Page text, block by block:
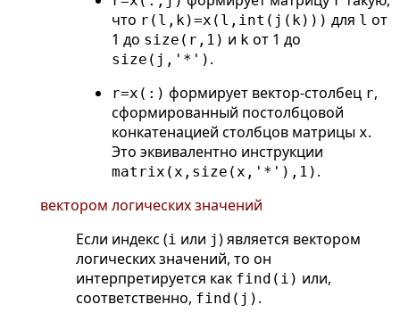
что r(l,k)=x(l,int(j(k))) для l от
1 до size(r,1) и k от 1 до
size(j,'*') .
r=x(:) формирует вектор-столбец r,
сформированный постолбцовой
конкатенацией столбцов матрицы x.
Это эквивалентно инструкции
matrix(x,size(x,'*'),1) .
вектором логических значений
Если индекс (i или j) является вектором
логических значений, то он
интерпретируется как find(i) или,
соответственно, find(j) .